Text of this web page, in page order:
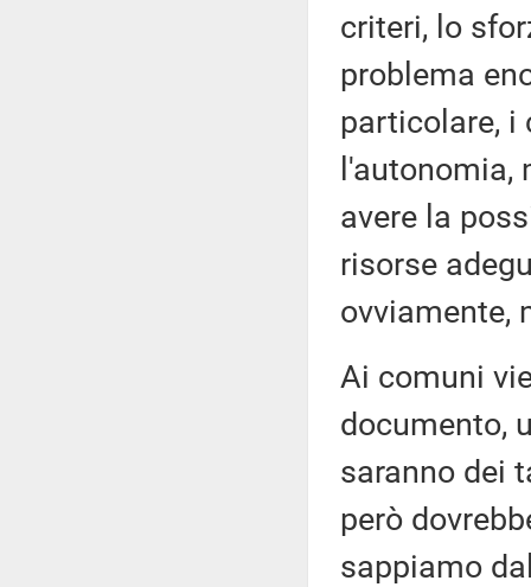
criteri, lo
problema
particolare, i
avere la
risorse
ovviamente,
Ai comuni
documento,
saranno dei
però
sappiamo